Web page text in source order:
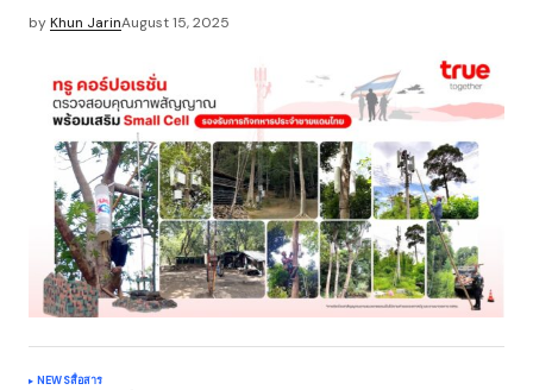
byKhun JarinAugust 15, 2025
NEWSสื่อสาร